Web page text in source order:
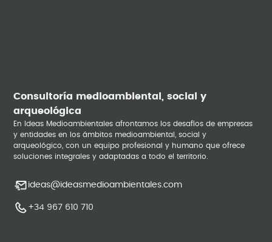
Consultoría medioambiental, social y
arqueológica
En Ideas Medioambientales afrontamos los desafíos de empresas
y entidades en los ámbitos medioambiental, social y
arqueológico, con un equipo profesional y humano que ofrece
soluciones integrales y adaptadas a todo el territorio.
ideas@ideasmedioambientales.com
+34 967 610 710